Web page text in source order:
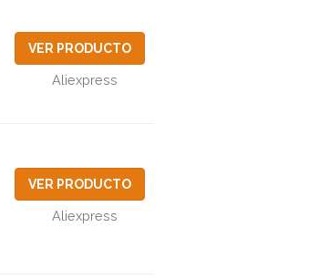
VER PRODUCTO
Aliexpress
VER PRODUCTO
Aliexpress